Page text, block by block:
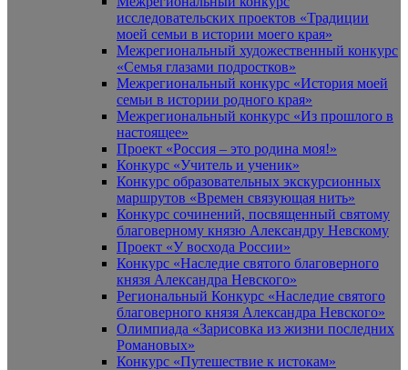
исследовательских проектов «Традиции
моей семьи в истории моего края»
Межрегиональный художественный конкурс
«Семья глазами подростков»
Межрегиональный конкурс «История моей
семьи в истории родного края»
Межрегиональный конкурс «Из прошлого в
настоящее»
Проект «Россия – это родина моя!»
Конкурс «Учитель и ученик»
Конкурс образовательных экскурсионных
маршрутов «Времен связующая нить»
Конкурс сочинений, посвященный святому
благоверному князю Александру Невскому
Проект «У восхода России»
Конкурс «Наследие святого благоверного
князя Александра Невского»
Региональный Конкурс «Наследие святого
благоверного князя Александра Невского»
Олимпиада «Зарисовка из жизни последних
Романовых»
Конкурс «Путешествие к истокам»